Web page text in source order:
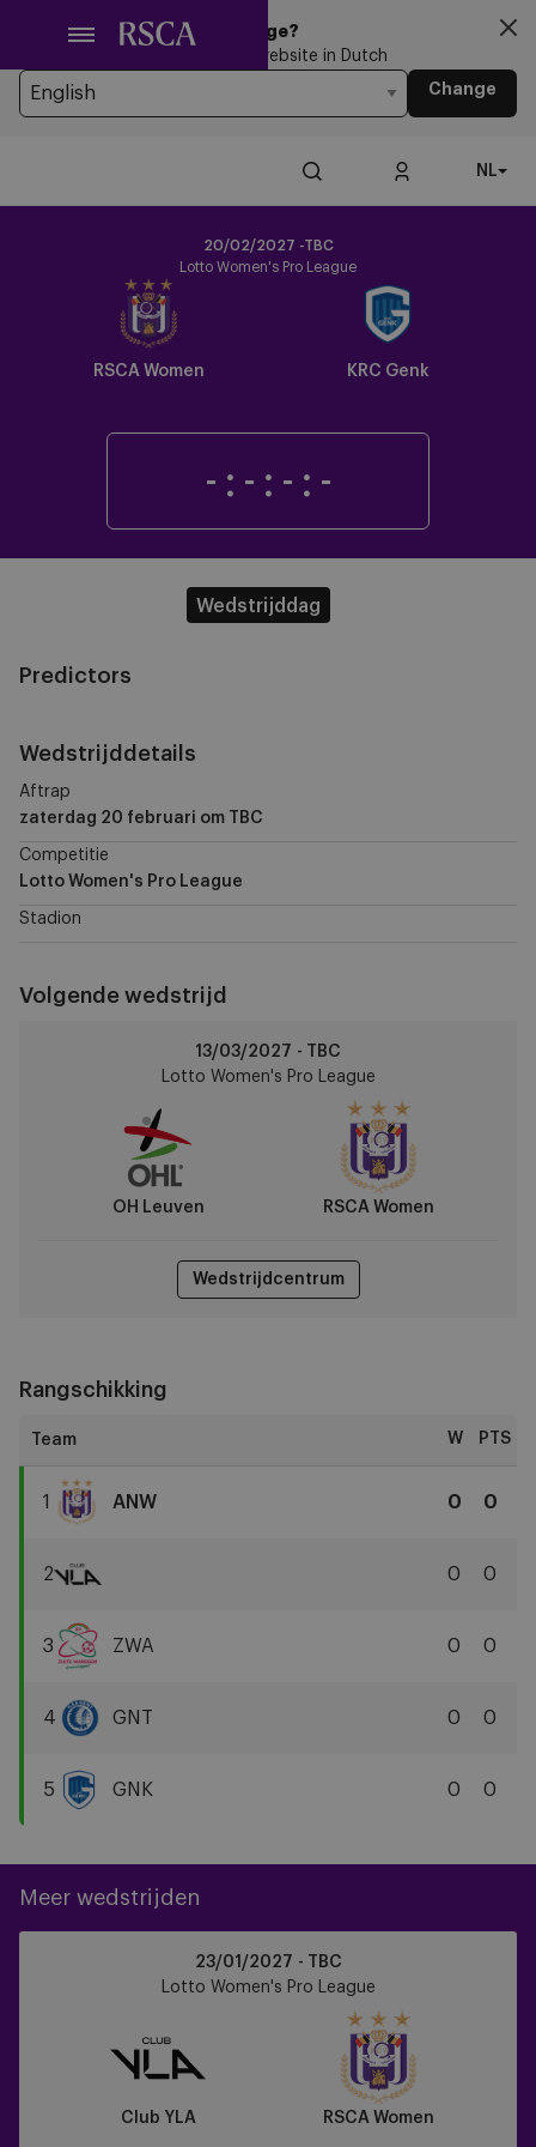
hoofdinhoud
Looking for another Language?
You’re currently browsing the website in Dutch
Change
NL
20/02/2027 -TBC
Lotto Women's Pro League
Crest
Dark
RSCA Women KRC Genk
- : - : - : -
Wedstrijddag
Predictors
Wedstrijddetails
Aftrap
zaterdag 20 februari om TBC
Competitie
Lotto Women's Pro League
Stadion
Volgende wedstrijd
13/03/2027 - TBC
Lotto Women's Pro League
OH Leuven RSCA Women
Wedstrijdcentrum
Rangschikking
W PTS
1
Women
ANW 0 0
2
YLA
0 0
3
Zulte
Waregem
ZWA 0 0
4
Gent
GNT 0 0
5
GNK 0 0
Meer wedstrijden
23/01/2027 - TBC
Lotto Women's Pro League
Club YLA RSCA Women